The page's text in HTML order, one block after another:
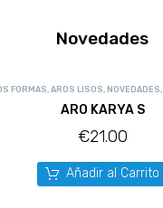
Novedades
FORMAS, AROS LISOS, NOVEDADES,
ARO KARYA S
€21.00
Añadir al Carrito